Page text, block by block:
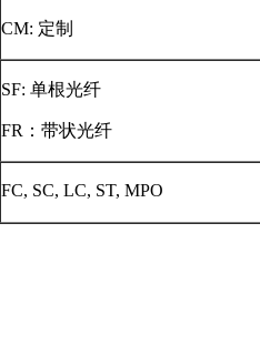
CM: 定制
SF: 单根光纤
FR：带状光纤
FC, SC, LC, ST, MPO